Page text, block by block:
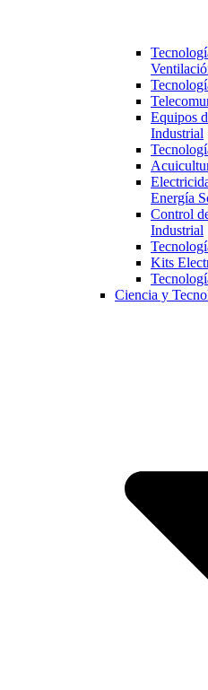
Equipos
Industrial
Energía
Control
Industrial
Kits
Ciencia y